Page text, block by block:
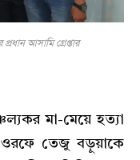
আসামি গ্রেপ্তার
মা-মেয়ে হত্যা
ওরফে তেজু বড়ুয়াকে